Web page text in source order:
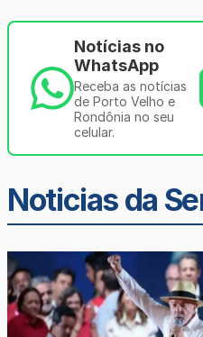
Notícias no
WhatsApp
Receba as notícias
de Porto Velho e
Rondônia no seu
celular.
Noticias da